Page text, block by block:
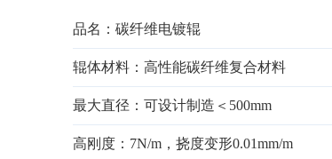
品名：碳纤维电镀辊
辊体材料：高性能碳纤维复合材料
最大直径：可设计制造＜500mm
高刚度：7N/m，挠度变形0.01mm/m